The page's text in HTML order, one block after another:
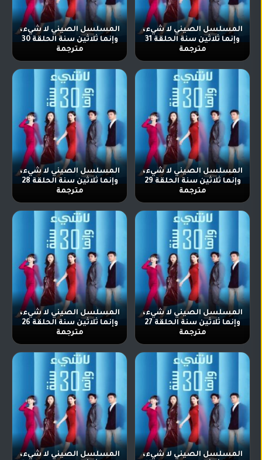
المسلسل الصيني لا شيء،
وإنما ثلاثين سنة الحلقة 31
مترجمة
المسلسل الصيني لا شيء،
وإنما ثلاثين سنة الحلقة 30
مترجمة
المسلسل الصيني لا شيء،
وإنما ثلاثين سنة الحلقة 29
مترجمة
المسلسل الصيني لا شيء،
وإنما ثلاثين سنة الحلقة 28
مترجمة
المسلسل الصيني لا شيء،
وإنما ثلاثين سنة الحلقة 27
مترجمة
المسلسل الصيني لا شيء،
وإنما ثلاثين سنة الحلقة 26
مترجمة
المسلسل الصيني لا شيء،
المسلسل الصيني لا شيء،